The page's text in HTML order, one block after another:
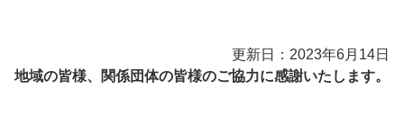
更新日：2023年6月14日
地域の皆様、関係団体の皆様のご協力に感謝いたします。